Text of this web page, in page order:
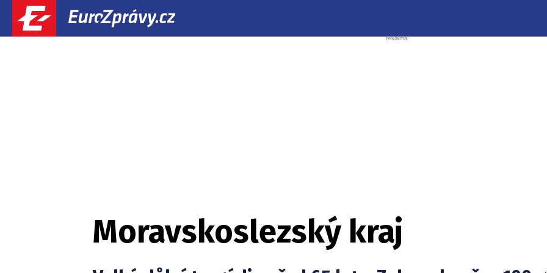
Moravskoslezský kraj